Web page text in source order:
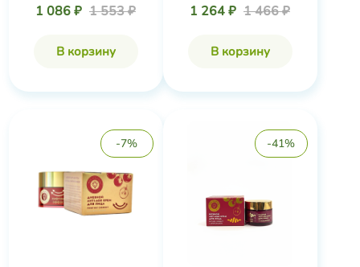
1 086 ₽ 1 553 ₽
В корзину
1 264 ₽ 1 466 ₽
В корзину
-7% -41%